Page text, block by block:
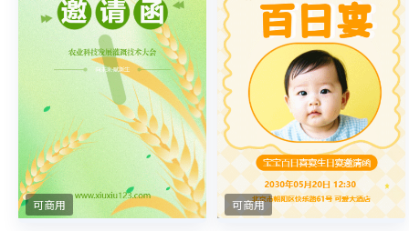
可商用 可商用